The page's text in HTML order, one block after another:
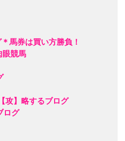
馬券は買い方勝負！
眼競馬
攻】略するブログ
ログ